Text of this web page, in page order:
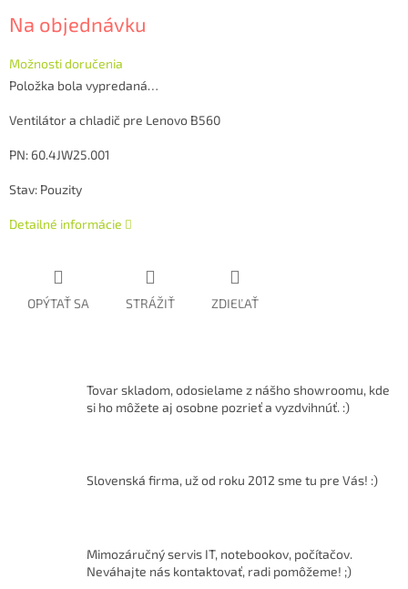
cena:
Na objednávku
Možnosti doručenia
Položka bola vypredaná…
Ventilátor a chladič pre Lenovo B560
PN: 60.4JW25.001
Stav: Pouzity
Detailné informácie
OPÝTAŤ SA STRÁŽIŤ ZDIEĽAŤ
Tovar skladom, odosielame z nášho showroomu, kde
si ho môžete aj osobne pozrieť a vyzdvihnúť. :)
Slovenská firma, už od roku 2012 sme tu pre Vás! :)
Mimozáručný servis IT, notebookov, počítačov.
Neváhajte nás kontaktovať, radi pomôžeme! ;)